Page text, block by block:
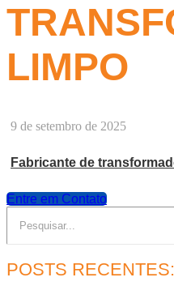
LIMPO
9 de setembro de 2025
Fabricante de
Entre em Contato
POSTS RECENTES: